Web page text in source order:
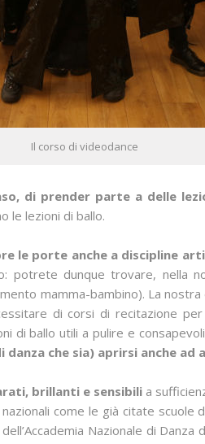
Il corso di videodance
di prender parte a delle
le lezioni di ballo.
le porte anche a discipline
potrete dunque trovare, nella
mamma-bambino). La
di corsi di recitazione
ballo utili a pulire e
che sia) aprirsi anche
brillanti e sensibilia
come le già citate scuole
Nazionale di